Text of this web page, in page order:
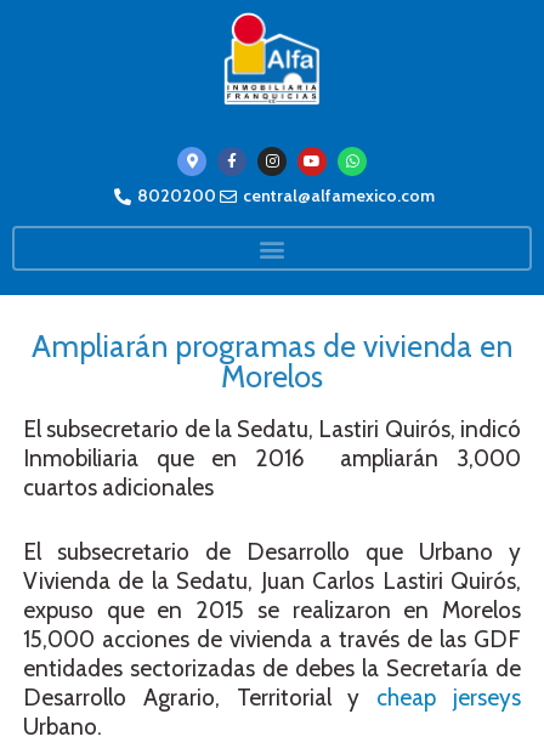
8020200 central@alfamexico.com
Ampliarán programas de vivienda en
Morelos
El subsecretario de la Sedatu, Lastiri Quirós, indicó
Inmobiliaria que en 2016 ampliarán 3,000
cuartos adicionales
El subsecretario de Desarrollo que Urbano y
Vivienda de la Sedatu, Juan Carlos Lastiri Quirós,
expuso que en 2015 se realizaron en Morelos
15,000 acciones de vivienda a través de las GDF
entidades sectorizadas de debes la Secretaría de
Desarrollo Agrario, Territorial y cheap jerseys
Urbano.